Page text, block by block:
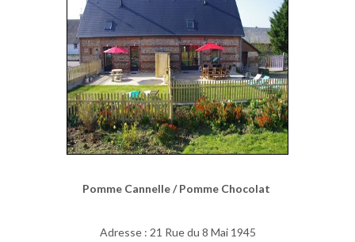
Pomme Cannelle / Pomme Chocolat
Adresse : 21 Rue du 8 Mai 1945